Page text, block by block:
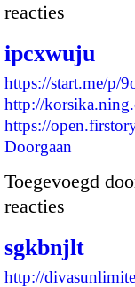
reacties
ipcxwuju
https://start.me/p/
http://
https://
Doorgaan
Toegevoegd
reacties
sgkbnjlt
http://